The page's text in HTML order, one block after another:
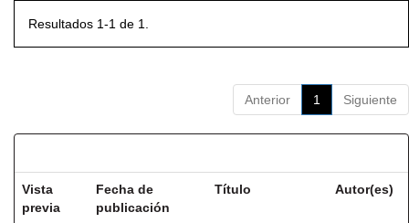
Resultados 1-1 de 1.
Anterior 1 Siguiente
Vista
previa
Fecha de
publicación
Título Autor(es)